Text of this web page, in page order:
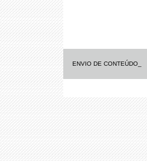
ENVIO DE CONTEÚDO_